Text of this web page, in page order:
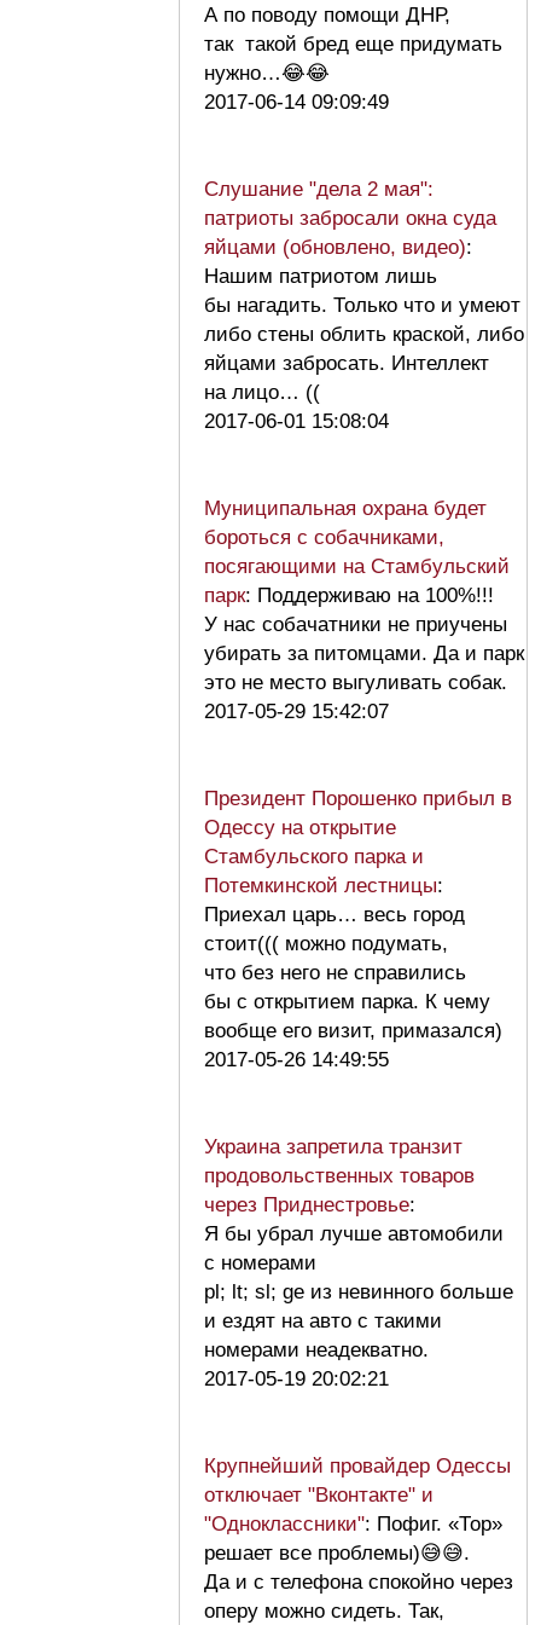
А по поводу помощи ДНР,
так такой бред еще придумать
нужно…😂😂
2017-06-14 09:09:49
Слушание "дела 2 мая":
патриоты забросали окна суда
яйцами (обновлено, видео):
Нашим патриотом лишь
бы нагадить. Только что и умеют
либо стены облить краской, либо
яйцами забросать. Интеллект
на лицо… ((
2017-06-01 15:08:04
Муниципальная охрана будет
бороться с собачниками,
посягающими на Стамбульский
парк: Поддерживаю на 100%!!!
У нас собачатники не приучены
убирать за питомцами. Да и парк
это не место выгуливать собак.
2017-05-29 15:42:07
Президент Порошенко прибыл в
Одессу на открытие
Стамбульского парка и
Потемкинской лестницы:
Приехал царь… весь город
стоит((( можно подумать,
что без него не справились
бы с открытием парка. К чему
вообще его визит, примазался)
2017-05-26 14:49:55
Украина запретила транзит
продовольственных товаров
через Приднестровье:
Я бы убрал лучше автомобили
с номерами
pl; lt; sl; ge из невинного больше
и ездят на авто с такими
номерами неадекватно.
2017-05-19 20:02:21
Крупнейший провайдер Одессы
отключает "Вконтакте" и
"Одноклассники": Пофиг. «Тор»
решает все проблемы)😅😅.
Да и с телефона спокойно через
оперу можно сидеть. Так,